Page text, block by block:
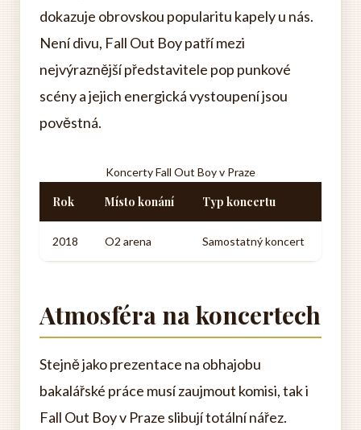
dokazuje obrovskou popularitu kapely u nás.
Není divu, Fall Out Boy patří mezi
nejvýraznější představitele pop punkové
scény a jejich energická vystoupení jsou
pověstná.
Koncerty Fall Out Boy v Praze
Rok Místo konání Typ koncertu
2018 O2 arena Samostatný koncert
Atmosféra na koncertech
Stejně jako prezentace na obhajobu
bakalářské práce musí zaujmout komisi, tak i
Fall Out Boy v Praze slibují totální nářez.